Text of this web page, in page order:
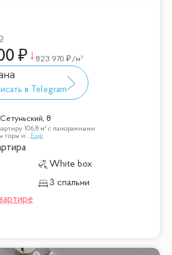
823 970 /м²
8
106,8 м² с панорамными
горы и... Ещё
White box
3 спальни